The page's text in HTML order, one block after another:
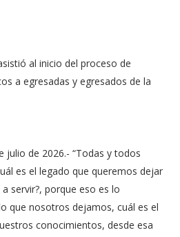
al inicio del proceso de
a egresadas y egresados de la
julio de 2026.- “Todas y todos
es el legado que queremos dejar
servir?, porque eso es lo
que nosotros dejamos, cuál es el
conocimientos, desde esa